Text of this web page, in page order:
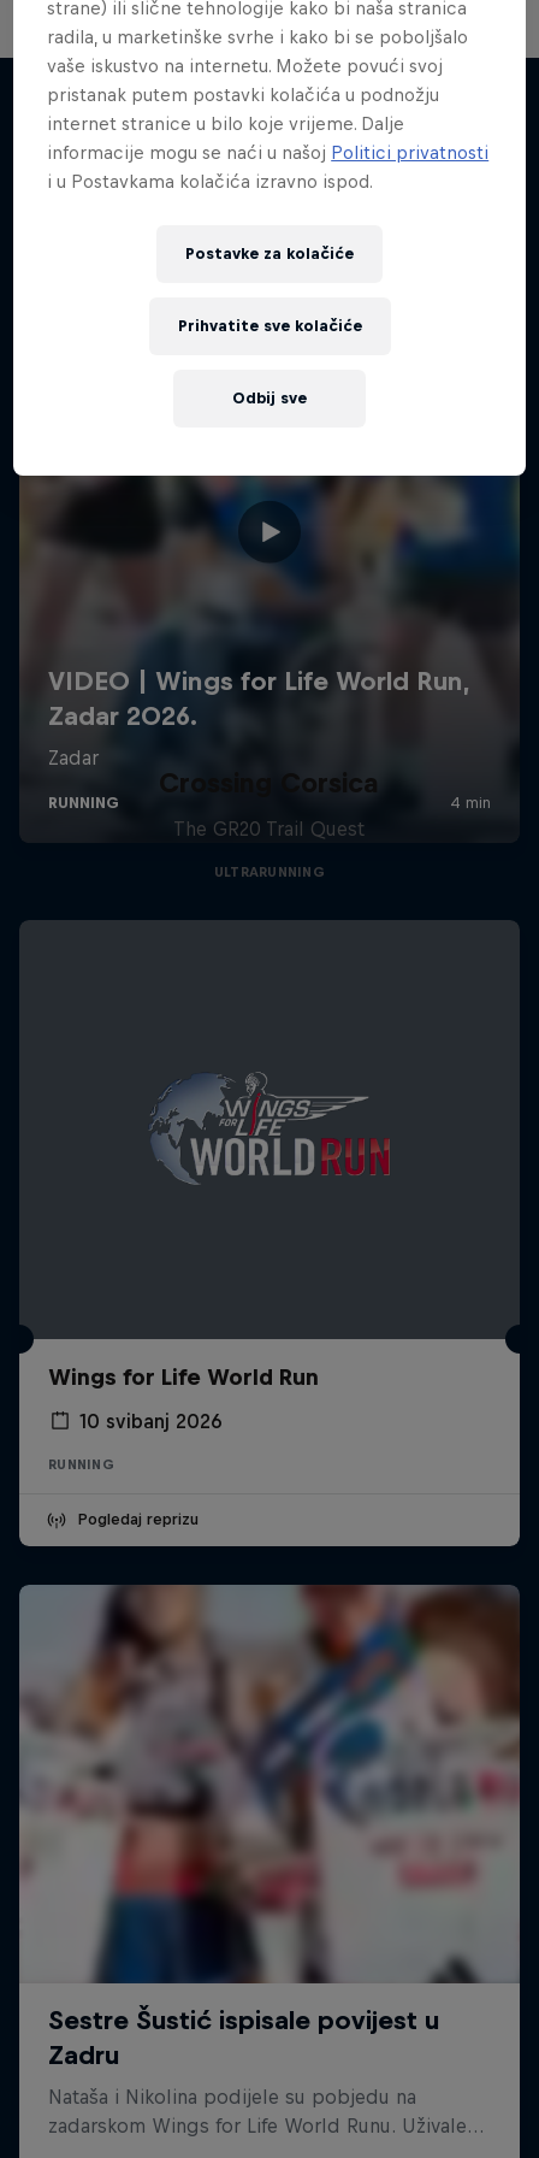
Sličan sadržaj
Crossing Corsica
The GR20 Trail Quest
ULTRARUNNING
Wings for Life World Run
10 svibanj 2026
RUNNING
Pogledaj reprizu
strane) ili slične tehnologije kako bi naša stranica
radila, u marketinške svrhe i kako bi se poboljšalo
vaše iskustvo na internetu. Možete povući svoj
pristanak putem postavki kolačića u podnožju
internet stranice u bilo koje vrijeme. Dalje
informacije mogu se naći u našoj Politici privatnosti
i u Postavkama kolačića izravno ispod.
Postavke za kolačiće
Odbij sve
Prihvatite sve kolačiće